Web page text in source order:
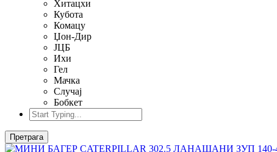
Хитацхи
Кубота
Комацу
Џон-Дир
ЈЦБ
Ихи
Гел
Мачка
Случај
Бобкет
Претрага